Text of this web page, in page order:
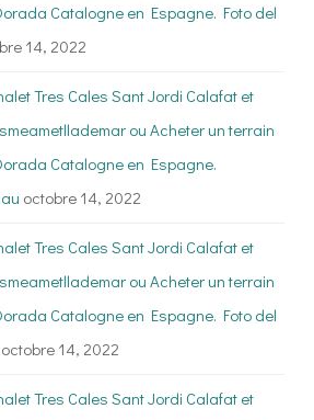
Catalogne en Espagne. Foto del
14, 2022
Tres Cales Sant Jordi Calafat et
ou Acheter un terrain
Catalogne en Espagne.
octobre 14, 2022
Tres Cales Sant Jordi Calafat et
ou Acheter un terrain
Catalogne en Espagne. Foto del
octobre 14, 2022
Tres Cales Sant Jordi Calafat et